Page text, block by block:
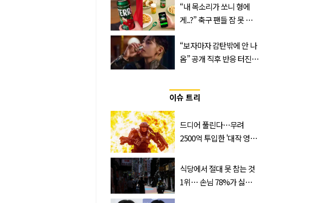
‘Quatrefolic®’ 주목
“내 목소리가 쏘니 형에
게..?” 축구 팬들 잠 못 들
트
“보자마자 감탄밖에 안 나
옴” 공개 직후 반응 터진
이슈 트리
드디어 풀린다…무려
2500억 투입한 '대작 영
식당에서 절대 못 참는 것
1위… 손님 78%가 싫어한